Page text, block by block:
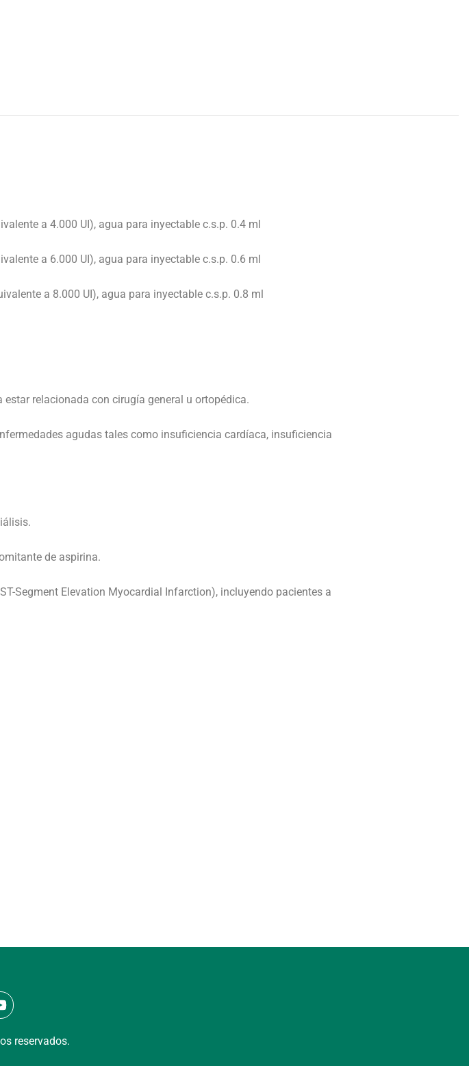
a 4.000 UI), agua para inyectable c.s.p. 0.4 ml
a 6.000 UI), agua para inyectable c.s.p. 0.6 ml
a 8.000 UI), agua para inyectable c.s.p. 0.8 ml
relacionada con cirugía general u ortopédica.
agudas tales como insuficiencia cardíaca, insuficiencia
de aspirina.
Elevation Myocardial Infarction), incluyendo pacientes a
reservados.